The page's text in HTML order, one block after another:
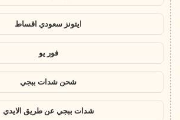
ايتونز سعودي اقساط
فور يو
شحن شدات ببجي
شدات ببجي عن طريق الايدي